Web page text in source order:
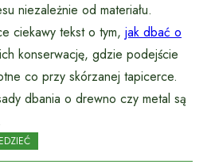
niezależnie od materiału.
ciekawy tekst o tym, jak dbać o
konserwację, gdzie podejście
co przy skórzanej tapicerce.
dbania o drewno czy metal są